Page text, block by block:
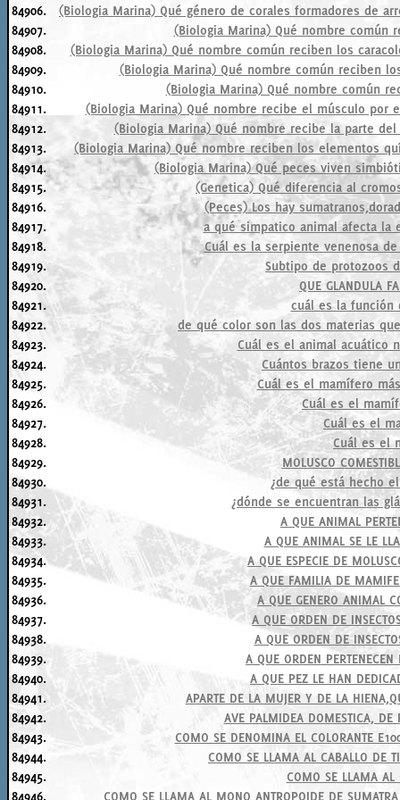
84906.
(Biologia Marina) Qué género de corales formadores de
84907.
(Biologia Marina) Qué nombre común
84908.
(Biologia Marina) Qué nombre común reciben los
84909.
(Biologia Marina) Qué nombre común reciben
84910.
(Biologia Marina) Qué nombre común
84911.
(Biologia Marina) Qué nombre recibe el músculo por
84912.
(Biologia Marina) Qué nombre recibe la parte
84913.
(Biologia Marina) Qué nombre reciben los elementos
84914.
(Biologia Marina) Qué peces viven
84915.
(Genetica) Qué diferencia al
84916.
(Peces) Los hay
84917.
a qué simpatico animal afecta la
84918.
Cuál es la serpiente venenosa
84919.
Subtipo de protozoos
84920.
QUE GLANDULA
84921.
cuál es la función
84922.
de qué color son las dos materias
84923.
Cuál es el animal acuático
84924.
Cuántos brazos tiene
84925.
Cuál es el mamífero
84926.
Cuál es el
84927.
Cuál es el
84928.
Cuál es el
84929.
MOLUSCO
84930.
¿de qué está hecho
84931.
¿dónde se encuentran las
84932.
A QUE ANIMAL
84933.
A QUE ANIMAL SE LE
84934.
A QUE ESPECIE DE
84935.
A QUE FAMILIA DE
84936.
A QUE GENERO ANIMAL
84937.
A QUE ORDEN DE
84938.
A QUE ORDEN DE
84939.
A QUE ORDEN
84940.
A QUE PEZ LE HAN
84941.
APARTE DE LA MUJER Y DE LA
84942.
AVE PALMIDEA DOMESTICA, DE
84943.
COMO SE DENOMINA EL COLORANTE
84944.
COMO SE LLAMA AL CABALLO DE
84945.
COMO SE LLAMA AL
84946.
COMO SE LLAMA AL MONO ANTROPOIDE DE